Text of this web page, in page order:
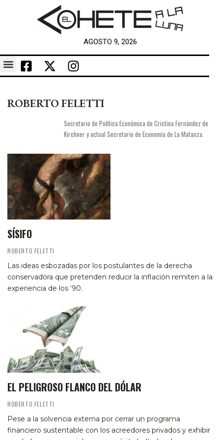
AGOSTO 9, 2026
ROBERTO FELETTI
Secretario de Política Económica de Cristina Fernández de
Kirchner y actual Secretario de Economía de La Matanza.
SÍSIFO
ROBERTO FELETTI
Las ideas esbozadas por los postulantes de la derecha
conservadora que pretenden reducir la inflación remiten a la
experiencia de los ‘90.
EL PELIGROSO FLANCO DEL DÓLAR
ROBERTO FELETTI
Pese a la solvencia externa por cerrar un programa
financiero sustentable con los acreedores privados y exhibir